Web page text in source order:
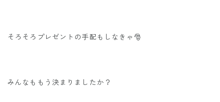
そろそろプレゼントの手配もしなきゃ🎅
みんなももう決まりましたか？